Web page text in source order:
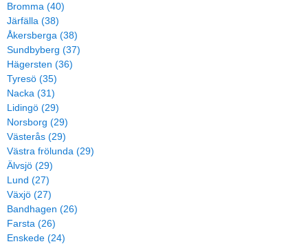
Bromma (40)
Järfälla (38)
Åkersberga (38)
Sundbyberg (37)
Hägersten (36)
Tyresö (35)
Nacka (31)
Lidingö (29)
Norsborg (29)
Västerås (29)
Västra frölunda (29)
Älvsjö (29)
Lund (27)
Växjö (27)
Bandhagen (26)
Farsta (26)
Enskede (24)